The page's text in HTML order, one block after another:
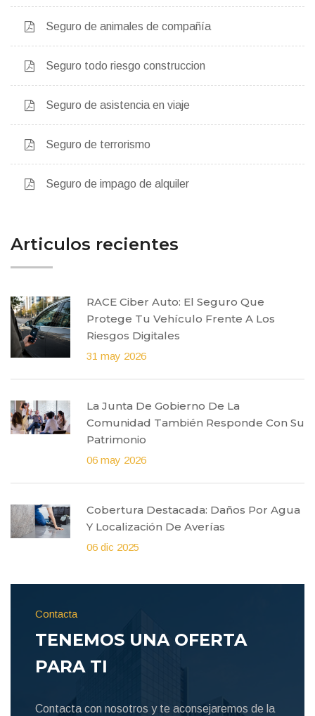
Seguro de animales de compañía
Seguro todo riesgo construccion
Seguro de asistencia en viaje
Seguro de terrorismo
Seguro de impago de alquiler
Articulos recientes
RACE Ciber Auto: El Seguro Que
Protege Tu Vehículo Frente A Los
Riesgos Digitales
31 may 2026
La Junta De Gobierno De La
Comunidad También Responde Con Su
Patrimonio
06 may 2026
Cobertura Destacada: Daños Por Agua
Y Localización De Averías
06 dic 2025
Contacta
TENEMOS UNA OFERTA
PARA TI
Contacta con nosotros y te aconsejaremos de la